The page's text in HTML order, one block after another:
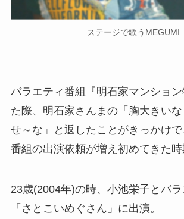
ステージで歌うMEGUMI
バラエティ番組『明石家マンショ
た際、明石家さんまの「胸大きい
せ～な」と返したことがきっかけ
番組の出演依頼が増え初めてきた時
23歳(2004年)の時、小池栄子とバ
「さとこいめぐさん」に出演。